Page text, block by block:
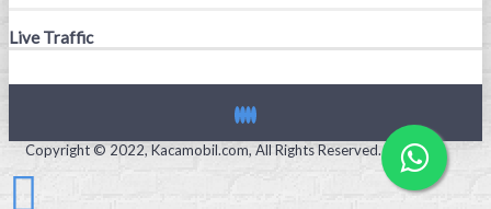
Live Traffic
Copyright © 2022, Kacamobil.com, All Rights Reserved.